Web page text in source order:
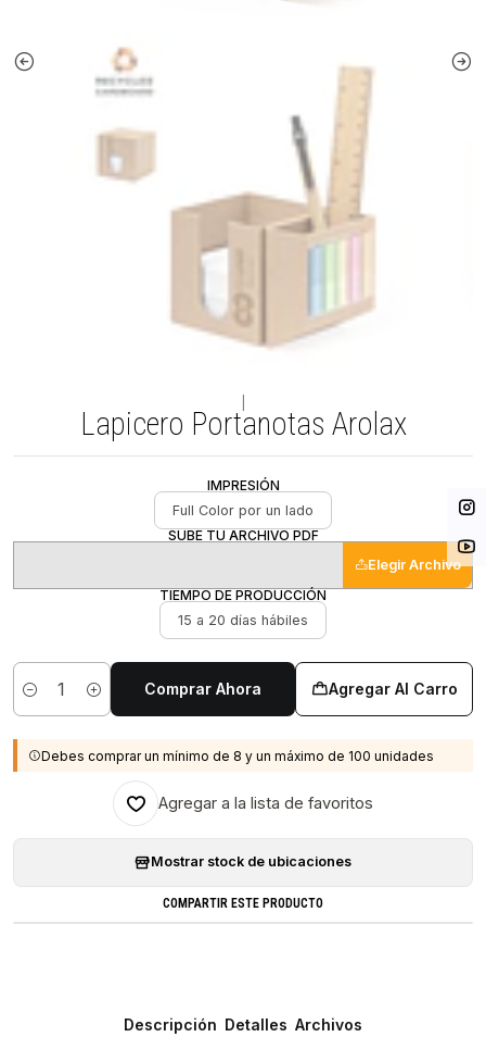
Lapicero Portanotas Arolax
IMPRESIÓN
Full Color por un lado
SUBE TU ARCHIVO PDF
Elegir Archivo
TIEMPO DE PRODUCCIÓN
15 a 20 días hábiles
Cantidad
Agregar Al Carro
Comprar Ahora
Debes comprar un mínimo de 8 y un máximo de 100 unidades
Agregar a la lista de favoritos
Mostrar stock de ubicaciones
COMPARTIR ESTE PRODUCTO
Descripción Detalles Archivos